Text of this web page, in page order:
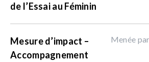
de l’Essai au Féminin
Mesure d’impact –
Accompagnement
Menée